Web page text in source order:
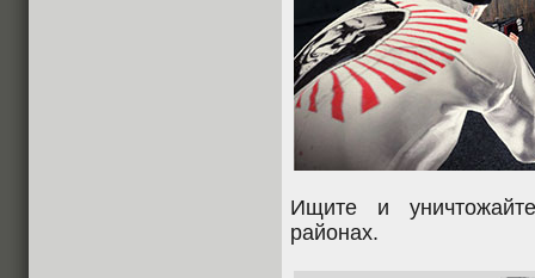
Ищите и
районах.